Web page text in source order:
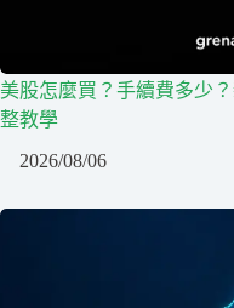
美股怎麼買？手續費多少
整教學
2026/08/06